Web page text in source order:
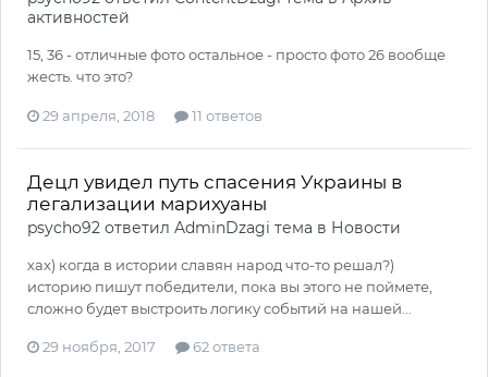
активностей
15, 36 - отличные фото остальное - просто фото 26 вообще
жесть. что это?
29 апреля, 2018 11 ответов
Децл увидел путь спасения Украины в
легализации марихуаны
psycho92 ответил AdminDzagi тема в Новости
хах) когда в истории славян народ что-то решал?)
историю пишут победители, пока вы этого не поймете,
сложно будет выстроить логику событий на нашей...
29 ноября, 2017 62 ответа